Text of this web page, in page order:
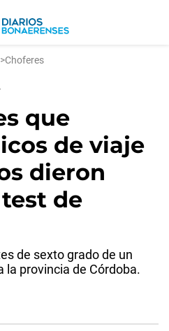
>Choferes
que
de viaje
dieron
de
de sexto grado de un
la provincia de Córdoba.